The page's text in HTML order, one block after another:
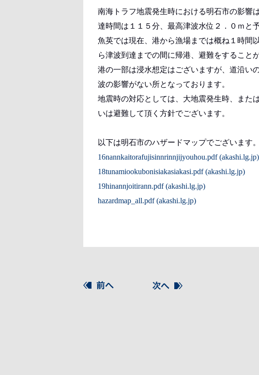
南海トラフ地震発生時における明石市の影響
達時間は１１５分、最高津波水位２．０ｍと
魚英では現在、港から漁場までは概ね１時間
ら津波到達までの間に帰港、避難をすること
港の一部は浸水想定はございますが、道沿い
波の影響がない所となっております。
地震時の対応としては、大地震発生時、また
いは避難して頂く方針でございます。
以下は明石市のハザードマップでございます。
16nannkaitorafujisinnrinnjijyouhou.pdf (akashi.lg.jp)
18tunamiookubonisiakasiakasi.pdf (akashi.lg.jp)
19hinannjoitirann.pdf (akashi.lg.jp)
hazardmap_all.pdf (akashi.lg.jp)